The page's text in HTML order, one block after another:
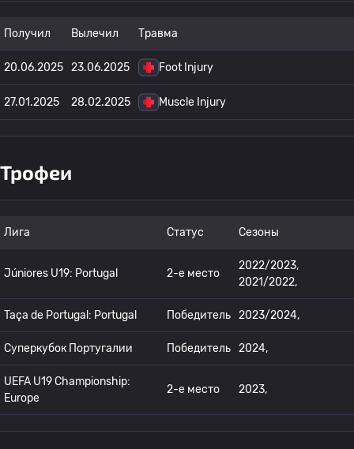
Получил Вылечил Травма
20.06.2025 23.06.2025 Foot Injury
27.01.2025 28.02.2025 Muscle Injury
Трофеи
Лига Статус Сезоны
Júniores U19: Portugal 2-е место
2022/2023,
2021/2022,
Taça de Portugal: Portugal Победитель 2023/2024,
Суперкубок Португалии Победитель 2024,
UEFA U19 Championship:
Europe
2-е место 2023,